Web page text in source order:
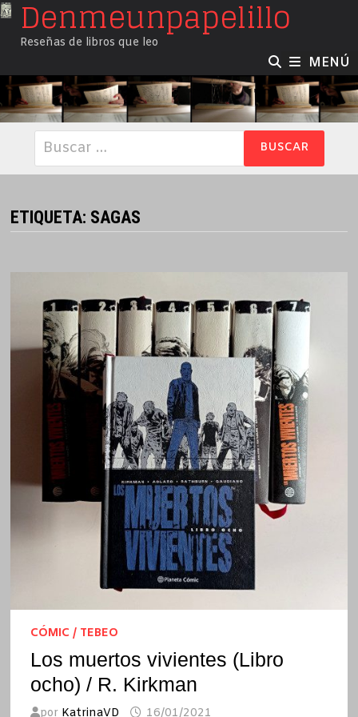
SaltarDenmeunpapelillo
Reseñas de libros que leo
MENÚ
Buscar:
ETIQUETA: SAGAS
CÓMIC / TEBEO
Los muertos vivientes (Libro
ocho) / R. Kirkman
por KatrinaVD 16/01/2021